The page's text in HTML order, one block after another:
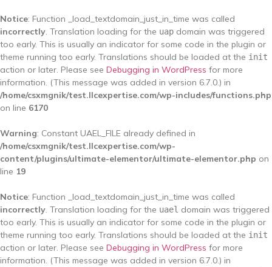
Notice: Function _load_textdomain_just_in_time was called
incorrectly. Translation loading for the uap domain was triggered
too early. This is usually an indicator for some code in the plugin or
theme running too early. Translations should be loaded at the init
action or later. Please see Debugging in WordPress for more
information. (This message was added in version 6.7.0.) in
/home/csxmgnik/test.llcexpertise.com/wp-includes/functions.php
on line 6170
Warning: Constant UAEL_FILE already defined in
/home/csxmgnik/test.llcexpertise.com/wp-
content/plugins/ultimate-elementor/ultimate-elementor.php on
line 19
Notice: Function _load_textdomain_just_in_time was called
incorrectly. Translation loading for the uael domain was triggered
too early. This is usually an indicator for some code in the plugin or
theme running too early. Translations should be loaded at the init
action or later. Please see Debugging in WordPress for more
information. (This message was added in version 6.7.0.) in